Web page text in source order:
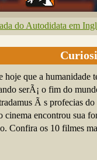
do Autodidata em
que a humanidade
serÃ¡ o fim do
Ã s profecias do
cinema encontrou sua
Confira os 10 filmes